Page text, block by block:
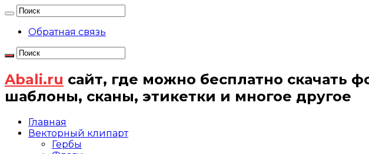
Обратная связь
Abali.ru сайт, где можно бесплатно скачать
шаблоны, сканы, этикетки и многое другое
Главная
Векторный клипарт
Гербы